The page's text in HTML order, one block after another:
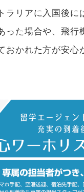
ラリアに入国後
った場合や、飛
かれた方が安心